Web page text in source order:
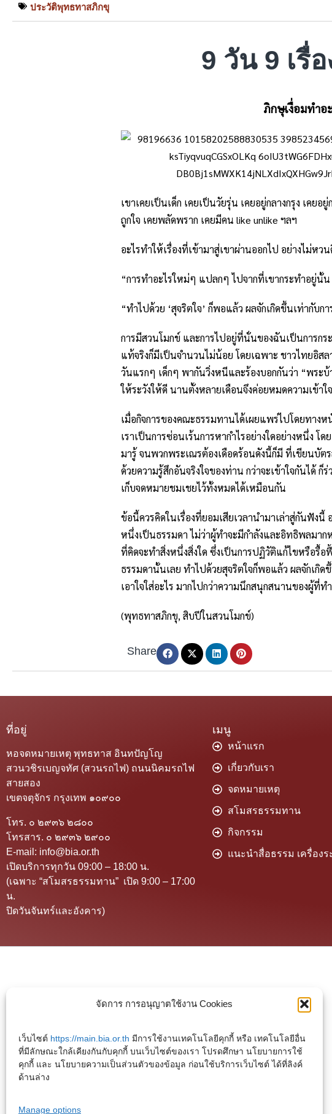
จัดการ การอนุญาตใช้งาน Cookies
เว็บไซต์ https://main.bia.or.th มีการใช้งานเทคโนโลยีคุกกี้ หรือ เทคโนโลยีอื่น
ที่มีลักษณะใกล้เคียงกันกับคุกกี้ บนเว็บไซต์ของเรา โปรดศึกษา นโยบายการใช้
คุกกี้ และ นโยบายความเป็นส่วนตัวของข้อมูล ก่อนใช้บริการเว็บไซต์ ได้ที่ลิงค์
ด้านล่าง
Manage options
ประวัติพุทธทาสภิกขุ
9 วัน 9 เรื่
ภิกษุเงื่อมทำ
เขาเคยเป็นเด็ก เคยเป็นวัยรุ่น เคยอยู่กลางกรุง เคย
ถูกใจ เคยพลัดพราก เคยมีคน like unlike ฯลฯ
อะไรทำให้เรื่องที่เข้ามาสู่เขาผ่านออกไป อย่างไม่
“การทำอะไรใหม่ๆ แปลกๆ ไปจากที่เขากระทำอยู่นั้
“ทำไปด้วย ‘สุจริตใจ’ ก็พอแล้ว ผลจักเกิดขึ้นเท่ากับ
การมีสวนโมกข์ และการไปอยู่ที่นั่นของฉันเป็นการก
แท้จริงก็มีเป็นจำนวนไม่น้อย โดยเฉพาะ ชาวไทยอิส
วันแรกๆ เด็กๆ พากันวิ่งหนีและร้องบอกกันว่า “พระ
ให้ระวังให้ดี นานตั้งหลายเดือนจึงค่อยหมดความเข้า
เมื่อกิจการของคณะธรรมทานได้เผยแพร่ไปโดยทาง
เราเป็นการซ่อนเร้นการหากำไรอย่างใดอย่างหนึ่ง
มารู้ จนพวกพระเณรต้องเดือดร้อนดังนี้ก็มี ที่เขียนบัต
ด้วยความรู้สึกอันจริงใจของท่าน กว่าจะเข้าใจกันได้
เก็บจดหมายชมเชยไว้ทั้งหมดได้เหมือนกัน
ข้อนี้ควรคิดในเรื่องที่ยอมเสียเวลานำมาเล่าสู่กันฟัง
หนึ่งเป็นธรรมดา ไม่ว่าผู้ทำจะมีกำลังและอิทธิพลมา
ที่คิดจะทำสิ่งหนึ่งสิ่งใด ซึ่งเป็นการปฏิวัติแก้ไขหรือรื้อ
ธรรมดานั้นเลย ทำไปด้วยสุจริตใจก็พอแล้ว ผลจักเกิ
เอาใจใส่อะไร มากไปกว่าความนึกสนุกสนานของผู้
(พุทธทาสภิกขุ, สิบปีในสวนโมกข์)
Share
ที่อยู่
หอจดหมายเหตุ พุทธทาส อินทปัญโญ
สวนวชิรเบญจทัศ (สวนรถไฟ) ถนนนิคมรถไฟ
สายสอง
เขตจตุจักร กรุงเทพ ๑๐๙๐๐
โทร. ๐ ๒๙๓๖ ๒๘๐๐
โทรสาร. ๐ ๒๙๓๖ ๒๙๐๐
E-mail: info@bia.or.th
เปิดบริการทุกวัน 09:00 – 18:00 น.
(เฉพาะ “สโมสรธรรมทาน” เปิด 9:00 – 17:00
น.
ปิดวันจันทร์และอังคาร)
เมนู
หน้าแรก
เกี่ยวกับเรา
จดหมายเหตุ
สโมสรธรรมทาน
กิจกรรม
แนะนำสื่อธรรม เครื่องร